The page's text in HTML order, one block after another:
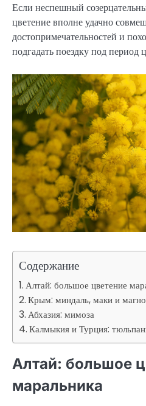
Если неспешный
цветение вполне удачно
достопримечательностей и
подгадать поездку под период
Содержание
Алтай: большое цветение
Крым: миндаль, маки и
Абхазия: мимоза
Калмыкия и Турция:
Алтай: большое
маральника